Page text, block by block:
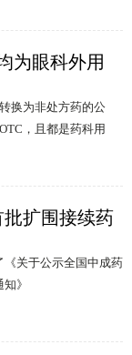
为眼科外用
换为非处方药的公
，且都是药科用
扩围接续药
关于公示全国中成药
》